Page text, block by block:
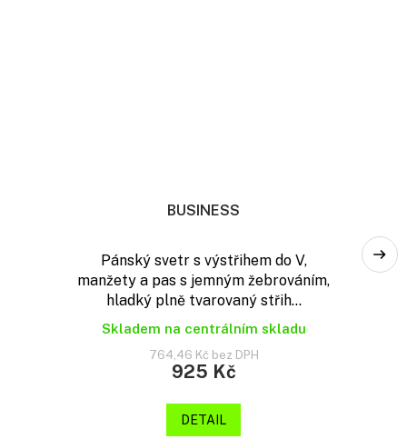
BUSINESS
Pánský svetr s výstřihem do V,
manžety a pas s jemným žebrováním,
hladký plně tvarovaný střih...
Skladem na centrálním skladu
764,46 Kč bez DPH
925 Kč
DETAIL